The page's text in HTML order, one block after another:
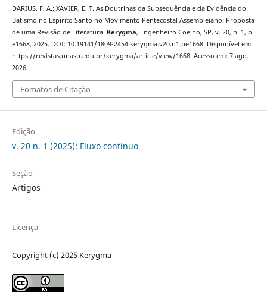
DARIUS, F. A.; XAVIER, E. T. As Doutrinas da Subsequência e da Evidência do
Batismo no Espírito Santo no Movimento Pentecostal Assembleiano: Proposta
de uma Revisão de Literatura. Kerygma, Engenheiro Coelho, SP, v. 20, n. 1, p.
e1668, 2025. DOI: 10.19141/1809-2454.kerygma.v20.n1.pe1668. Disponível em:
https://revistas.unasp.edu.br/kerygma/article/view/1668. Acesso em: 7 ago.
2026.
Fomatos de Citação
Edição
v. 20 n. 1 (2025): Fluxo contínuo
Seção
Artigos
Licença
Copyright (c) 2025 Kerygma